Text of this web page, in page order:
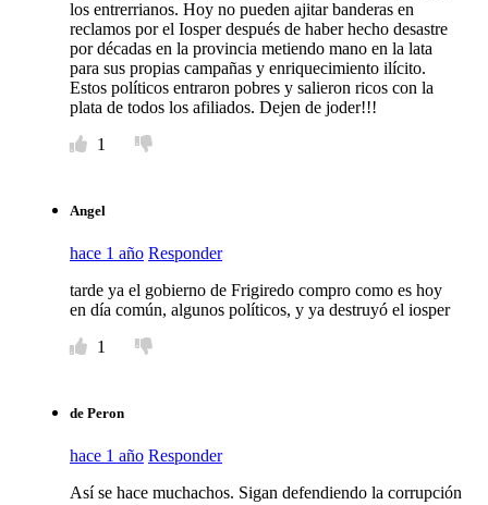
los entrerrianos. Hoy no pueden ajitar banderas en
reclamos por el Iosper después de haber hecho desastre
por décadas en la provincia metiendo mano en la lata
para sus propias campañas y enriquecimiento ilícito.
Estos políticos entraron pobres y salieron ricos con la
plata de todos los afiliados. Dejen de joder!!!
1
Angel
hace 1 año Responder
tarde ya el gobierno de Frigiredo compro como es hoy
en día común, algunos políticos, y ya destruyó el iosper
1
de Peron
hace 1 año Responder
Así se hace muchachos. Sigan defendiendo la corrupción